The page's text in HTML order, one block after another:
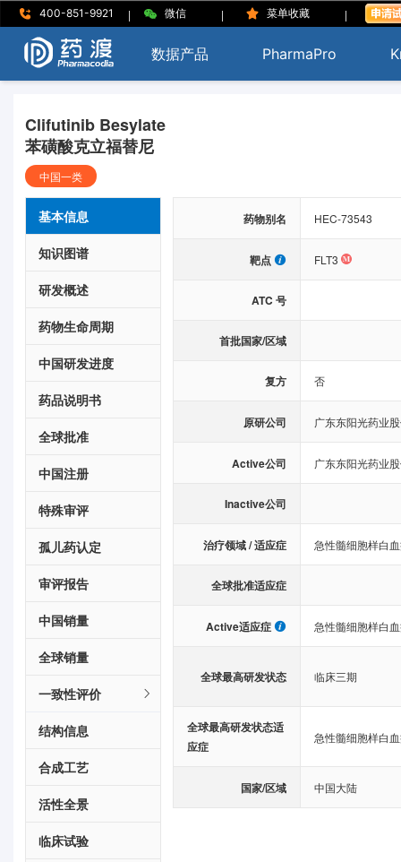
400-851-9921 | 微信 | 菜单收藏 |
数据产品 PharmaPro
Clifutinib Besylate
苯磺酸克立福替尼
中国一类
基本信息
知识图谱
研发概述
药物生命周期
中国研发进度
药品说明书
全球批准
中国注册
特殊审评
孤儿药认定
审评报告
中国销量
全球销量
一致性评价
结构信息
合成工艺
活性全景
临床试验
药物别名 HEC-73543
靶点 FLT3
ATC 号
首批国家/区域
复方 否
原研公司 广东东阳光药业
Active公司 广东东阳光药业
Inactive公司
治疗领域 / 适应症 急性髓细胞样白
全球批准适应症
Active适应症 急性髓细胞样白
全球最高研发状态 临床三期
全球最高研发状态适
应症
急性髓细胞样白
国家/区域 中国大陆